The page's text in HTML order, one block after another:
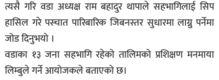
प्रवधि
त्यसै गरि वडा अध्यक्ष राम बहादुर थापाले सहभागिलाई सिप
हासिल गरे पस्चात पारिबारिक जिबनस्तर सुधारमा लाग्नु पर्नेमा
जोड दिनुभयो ।
वडाका १३ जना सहभागि रहेको तालिमको प्रशिक्षण मनमाया
लिम्बुले गर्ने आयोजकले बताएको छ।